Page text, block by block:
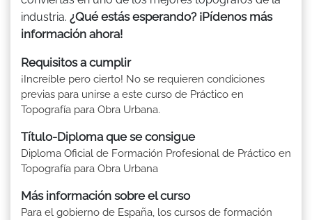
industria. ¿Qué estás esperando? ¡Pídenos más
información ahora!
Requisitos a cumplir
¡Increíble pero cierto! No se requieren condiciones
previas para unirse a este curso de Práctico en
Topografía para Obra Urbana.
Título-Diploma que se consigue
Diploma Oficial de Formación Profesional de Práctico en
Topografía para Obra Urbana
Más información sobre el curso
Para el gobierno de España, los cursos de formación